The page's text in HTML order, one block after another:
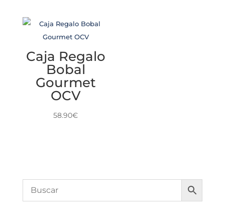
Caja Regalo
Bobal
Gourmet
OCV
58.90€